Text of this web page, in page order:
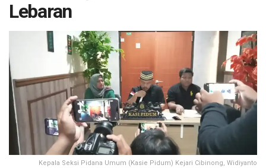
Lebaran
Kepala Seksi Pidana Umum (Kasie Pidum) Kejari Cibinong, Widiyanto